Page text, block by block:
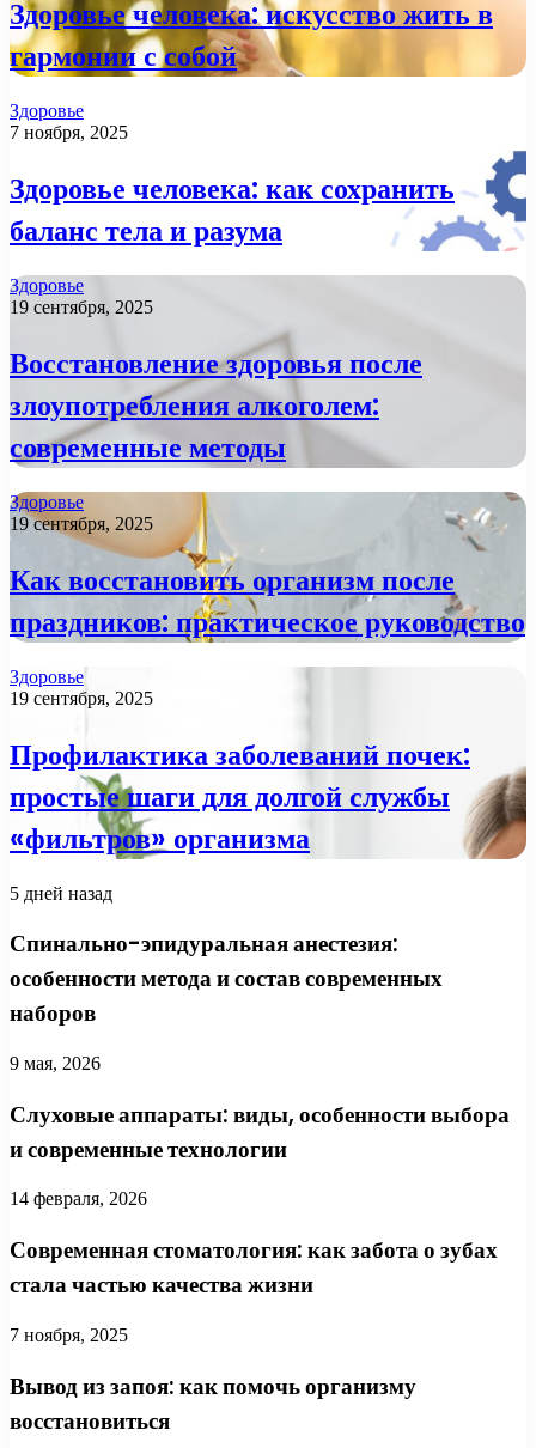
Здоровье человека: искусство жить в
гармонии с собой
Здоровье
7 ноября, 2025
Здоровье человека: как сохранить
баланс тела и разума
Здоровье
19 сентября, 2025
Восстановление здоровья после
злоупотребления алкоголем:
современные методы
Здоровье
19 сентября, 2025
Как восстановить организм после
праздников: практическое руководство
Здоровье
19 сентября, 2025
Профилактика заболеваний почек:
простые шаги для долгой службы
«фильтров» организма
5 дней назад
Спинально-эпидуральная анестезия:
особенности метода и состав современных
наборов
9 мая, 2026
Слуховые аппараты: виды, особенности выбора
и современные технологии
14 февраля, 2026
Современная стоматология: как забота о зубах
стала частью качества жизни
7 ноября, 2025
Вывод из запоя: как помочь организму
восстановиться